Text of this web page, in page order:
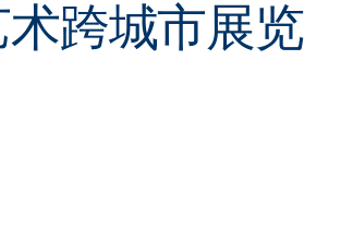
跨城市展览